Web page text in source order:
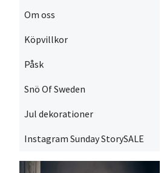
Om oss
Köpvillkor
Påsk
Snö Of Sweden
Jul dekorationer
Instagram Sunday StorySALE